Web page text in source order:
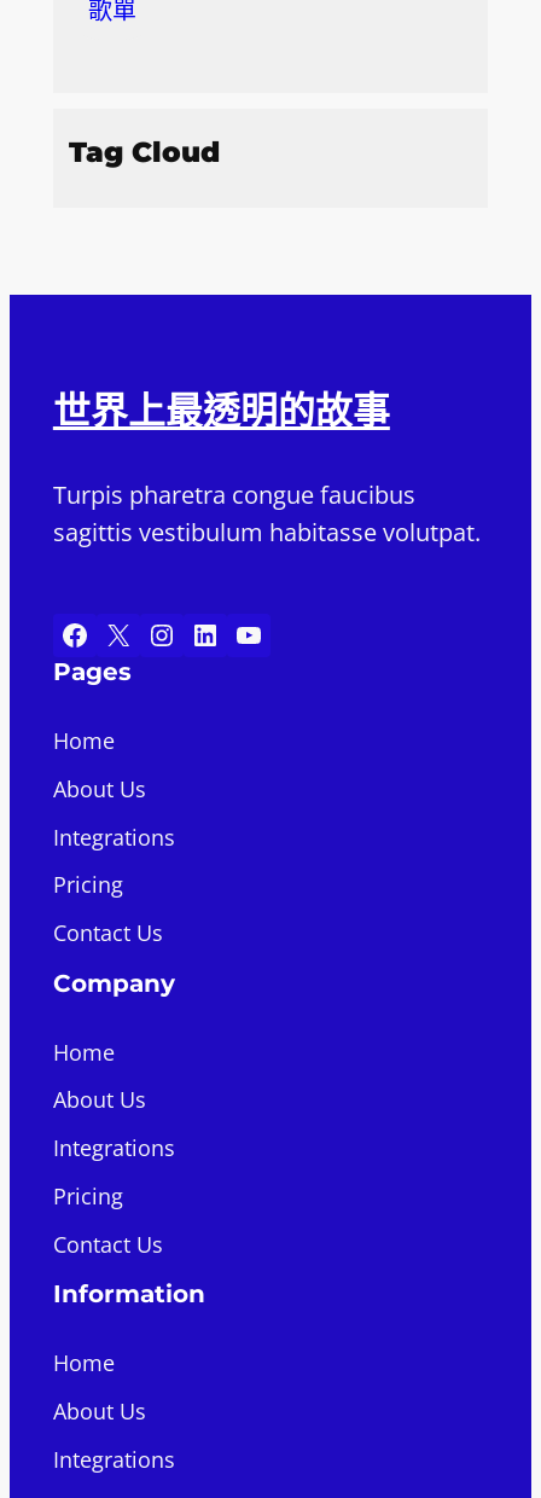
歌單
Tag Cloud
世界上最透明的故事
Turpis pharetra congue faucibus
sagittis vestibulum habitasse volutpat.
Facebook X Instagram LinkedIn YouTube
Pages
Home
About Us
Integrations
Pricing
Contact Us
Company
Home
About Us
Integrations
Pricing
Contact Us
Information
Home
About Us
Integrations